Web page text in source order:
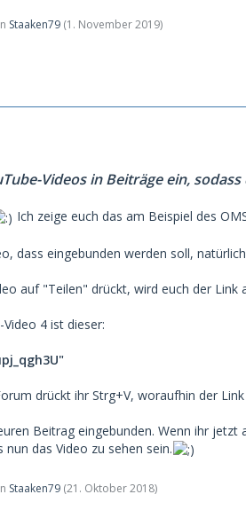
Staaken79 (1. November 2019)
Videos in Beiträge ein,
Ich zeige euch das am Beispiel des
dass eingebunden werden soll,
auf "Teilen" drückt, wird euch der
4 ist dieser:
drückt ihr Strg+V, woraufhin der
Beitrag eingebunden. Wenn ihr
das Video zu sehen sein.
Staaken79 (21. Oktober 2018)